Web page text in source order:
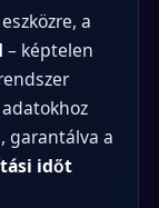
a
– képtelen
garantálva a
időt